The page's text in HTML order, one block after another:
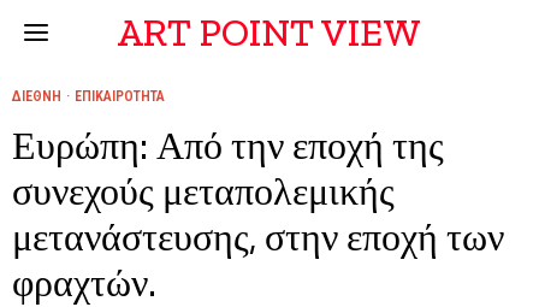
ART POINT VIEW
ΔΙΕΘΝΗ · ΕΠΙΚΑΙΡΟΤΗΤΑ
Ευρώπη: Από την εποχή της
συνεχούς μεταπολεμικής
μετανάστευσης, στην εποχή των
φραχτών.